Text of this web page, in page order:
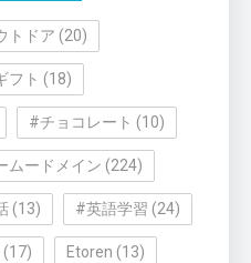
トドア (20)
フト (18)
#チョコレート (10)
ムードメイン (224)
(13) #英語学習 (24)
(17) Etoren (13)